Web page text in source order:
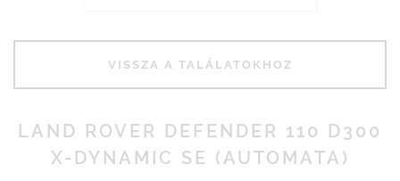
LAND ROVER DEFENDER 110 D300
X-DYNAMIC SE (AUTOMATA)